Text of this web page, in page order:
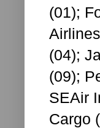
(01);
(04);
(09);
SEAir
Cargo